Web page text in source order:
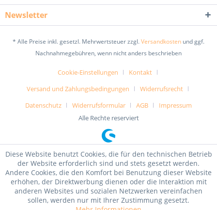
Newsletter
* Alle Preise inkl. gesetzl. Mehrwertsteuer zzgl.Versandkosten und ggf.
Nachnahmegebühren, wenn nicht anders beschrieben
Cookie-Einstellungen
Kontakt
Versand und Zahlungsbedingungen
Widerrufsrecht
Datenschutz
Widerrufsformular AGB
Impressum
Alle Rechte reserviert
Diese Website benutzt Cookies, die für den technischen Betrieb
der Website erforderlich sind und stets gesetzt werden.
Andere Cookies, die den Komfort bei Benutzung dieser Website
erhöhen, der Direktwerbung dienen oder die Interaktion mit
anderen Websites und sozialen Netzwerken vereinfachen
sollen, werden nur mit Ihrer Zustimmung gesetzt.